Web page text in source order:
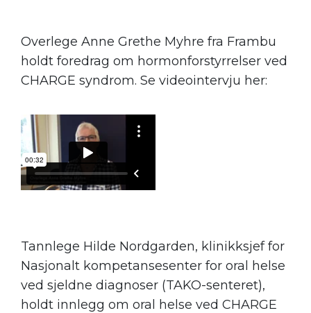
Overlege Anne Grethe Myhre fra Frambu
holdt foredrag om hormonforstyrrelser ved
CHARGE syndrom. Se videointervju her:
Tannlege Hilde Nordgarden, klinikksjef for
Nasjonalt kompetansesenter for oral helse
ved sjeldne diagnoser (TAKO-senteret),
holdt innlegg om oral helse ved CHARGE